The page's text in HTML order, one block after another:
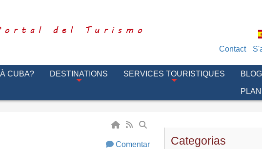
del Turismo
Contact
CUBA? DESTINATIONS SERVICES TOURISTIQUES
Categorias
Comentar